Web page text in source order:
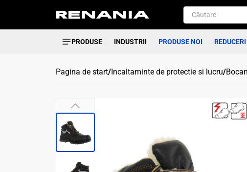
PRODUSE INDUSTRII PRODUSE NOI REDUCERI
Pagina de start/Incaltaminte de protectie si lucru/